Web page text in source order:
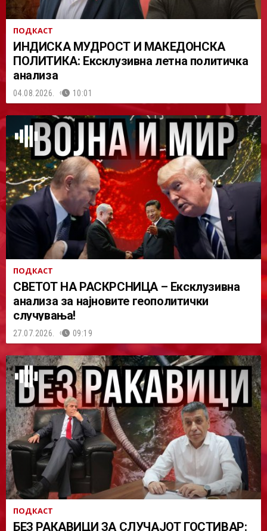
ПОДКАСТ
ИНДИСКА МУДРОСТ И МАКЕДОНСКА
ПОЛИТИКА: Ексклузивна летна политичка
анализа
04.08.2026. 10:01
ПОДКАСТ
СВЕТОТ НА РАСКРСНИЦА – Ексклузивна
анализа за најновите геополитички
случувања!
27.07.2026. 09:19
ПОДКАСТ
БЕЗ РАКАВИЦИ ЗА СЛУЧАЈОТ ГОСТИВАР: